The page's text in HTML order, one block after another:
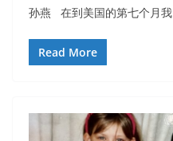
孙燕 在到美国的第七个月我
Read More